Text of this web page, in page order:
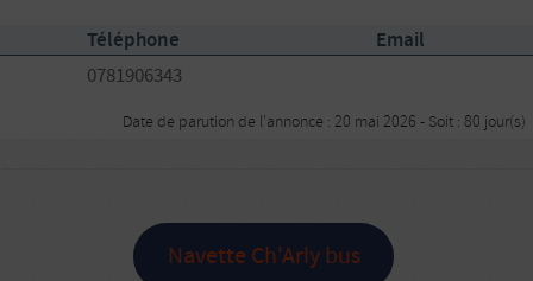
Téléphone Email
0781906343
Date de parution de l'annonce : 20 mai 2026 - Soit : 80 jour(s)
Navette Ch'Arly bus